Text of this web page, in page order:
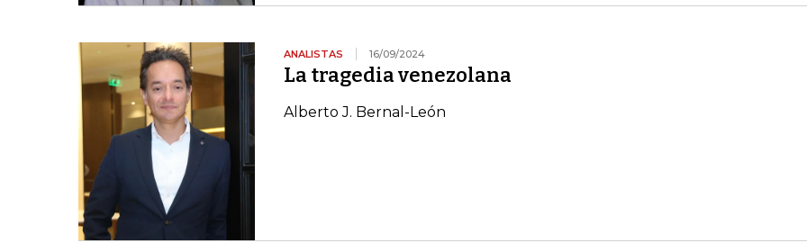
ANALISTAS 16/09/2024
La tragedia venezolana
Alberto J. Bernal-León